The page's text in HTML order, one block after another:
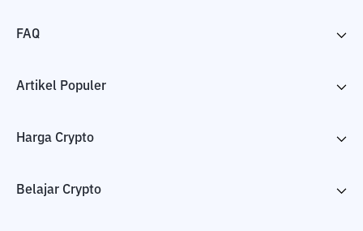
FAQ
Artikel Populer
Harga Crypto
Belajar Crypto